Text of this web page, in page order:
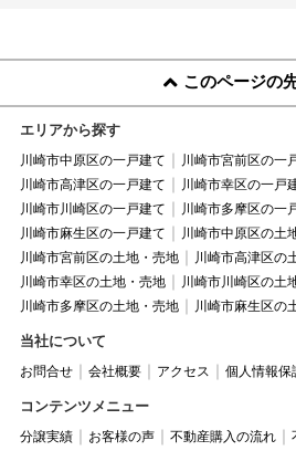
このページの
エリアから探す
川崎市中原区の一戸建て
川崎市宮前区の一
川崎市高津区の一戸建て
川崎市幸区の一戸
川崎市川崎区の一戸建て
川崎市多摩区の一
川崎市麻生区の一戸建て
川崎市中原区の土
川崎市宮前区の土地・売地
川崎市高津区の
川崎市幸区の土地・売地
川崎市川崎区の土
川崎市多摩区の土地・売地
川崎市麻生区の
当社について
お問合せ 会社概要 アクセス 個人情報保
コンテンツメニュー
分譲実績 お客様の声 不動産購入の流れ